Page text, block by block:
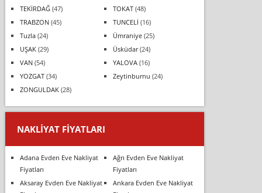
TEKİRDAĞ(47) TOKAT(48)
TRABZON(45) TUNCELİ (16)
Tuzla(24) Ümraniye(25)
UŞAK(29) Üsküdar(24)
VAN(54) YALOVA(16)
YOZGAT(34) Zeytinburnu (24)
ZONGULDAK(28)
NAKLIYAT FIYATLARI
Adana Evden Eve Nakliyat
Fiyatları
Ağrı Evden Eve Nakliyat
Fiyatları
Aksaray Evden Eve Nakliyat
Ankara Evden Eve Nakliyat